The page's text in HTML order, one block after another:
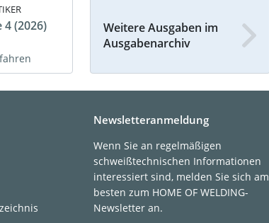
4 (2026)
Weitere Ausgaben im
Ausgabenarchiv
Newsletteranmeldung
Wenn Sie an regelmäßigen
schweißtechnischen Informationen
interessiert sind, melden Sie sich am
besten zum HOME OF WELDING-
Newsletter an.